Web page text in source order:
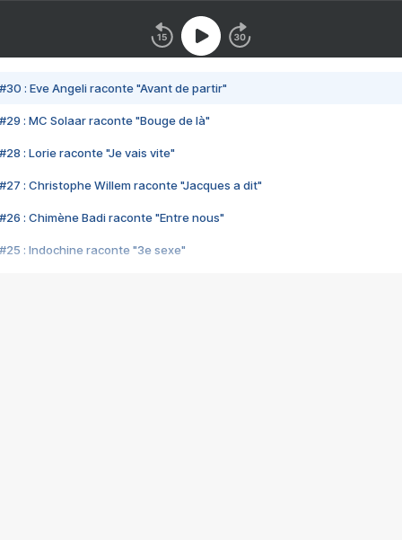
#30 : Eve Angeli raconte "Avant de partir"
#29 : MC Solaar raconte "Bouge de là"
#28 : Lorie raconte "Je vais vite"
#27 : Christophe Willem raconte "Jacques a dit"
#26 : Chimène Badi raconte "Entre nous"
#25 : Indochine raconte "3e sexe"